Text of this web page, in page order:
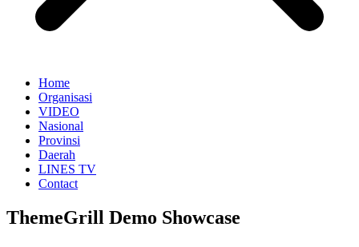
Home
Organisasi
VIDEO
Nasional
Provinsi
Daerah
LINES TV
Contact
ThemeGrill Demo Showcase